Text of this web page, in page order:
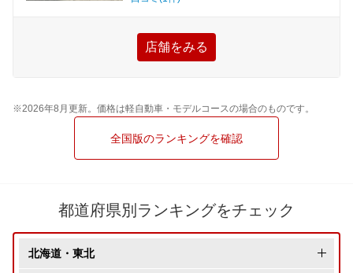
店舗をみる
※2026年8月更新。価格は軽自動車・モデルコースの場合のものです。
全国版のランキングを確認
都道府県別ランキングをチェック
北海道・東北